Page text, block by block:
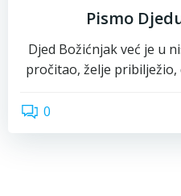
Pismo
Djed Božićnjak već je u
pročitao, želje
0